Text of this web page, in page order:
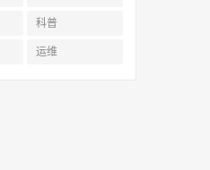
科普
运维